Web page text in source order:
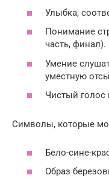
Улыбка,
Понимание
часть, финал).
Умение
уместную
Чистый голос
Символы, которые
Бело-сине-
Образ